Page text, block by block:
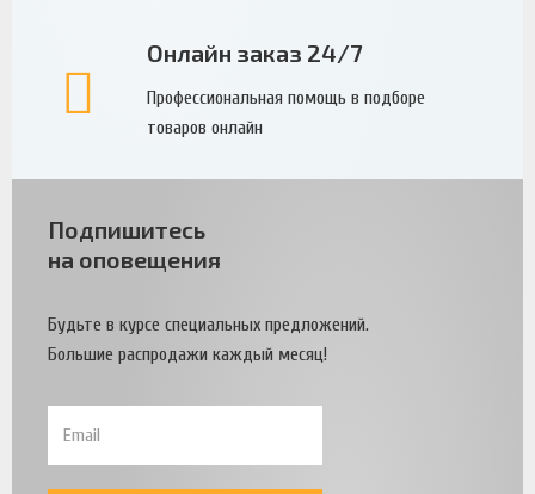
Онлайн заказ 24/7
Профессиональная помощь в подборе
товаров онлайн
Подпишитесь
на оповещения
Будьте в курсе специальных предложений.
Большие распродажи каждый месяц!